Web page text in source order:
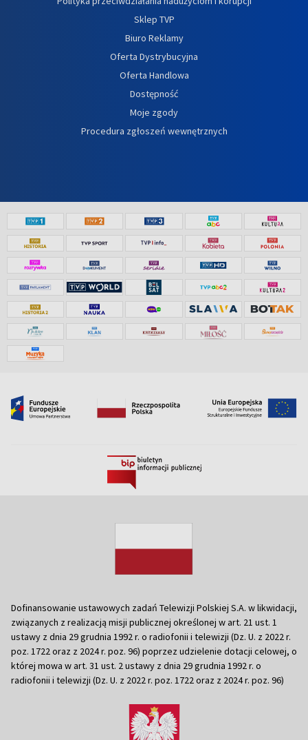
Sklep TVP
Biuro Reklamy
Oferta Dystrybucyjna
Oferta Handlowa
Dostępność
Moje zgody
Procedura zgłoszeń wewnętrznych
Dofinansowanie ustawowych zadań Telewizji Polskiej S.A. w likwidacji,
związanych z realizacją misji publicznej określonej w art. 21 ust. 1
ustawy z dnia 29 grudnia 1992 r. o radiofonii i telewizji (Dz. U. z 2022 r.
poz. 1722 oraz z 2024 r. poz. 96) poprzez udzielenie dotacji celowej, o
której mowa w art. 31 ust. 2 ustawy z dnia 29 grudnia 1992 r. o
radiofonii i telewizji (Dz. U. z 2022 r. poz. 1722 oraz z 2024 r. poz. 96)